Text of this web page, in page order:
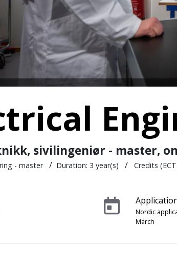
sivilingeniør - master,
- master / Duration: 3 year(s) / Credits
Nordic
March